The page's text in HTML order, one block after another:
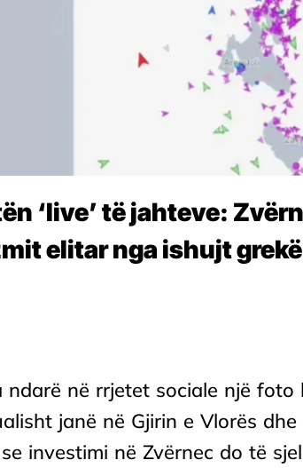
‘live’ të jahteve:
elitar nga ishujt grekë
në rrjetet sociale një foto
janë në Gjirin e Vlorës
investimi në Zvërnec do të